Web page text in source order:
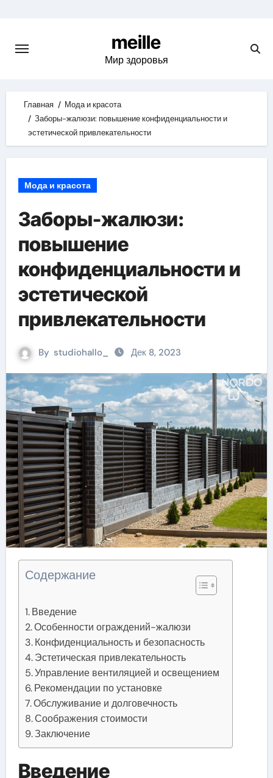
content
meille
Мир здоровья
Главная
Мода и красота
Заборы-жалюзи: повышение конфиденциальности и
эстетической привлекательности
Мода и красота
Заборы-жалюзи:
повышение
конфиденциальности и
эстетической
привлекательности
By studiohallo_ Дек 8, 2023
Содержание
Введение
Особенности ограждений-жалюзи
Конфиденциальность и безопасность
Эстетическая привлекательность
Управление вентиляцией и освещением
Рекомендации по установке
Обслуживание и долговечность
Соображения стоимости
Заключение
Введение